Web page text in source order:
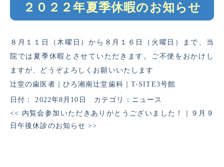
２０２２年夏季休暇のお知らせ
８月１１日（木曜日）から８月１６日（火曜日）まで、当
院では夏季休暇とさせていただきます。ご不便をおかけし
ますが、どうぞよろしくお願いいたします
辻堂の歯医者｜ひろ湘南辻堂歯科｜T-SITE3号館
日付： 2022年8月10日 カテゴリ： ニュース
<< 内覧会参加いただきありがとうございました！
９月９
日午後休診のお知らせ>>